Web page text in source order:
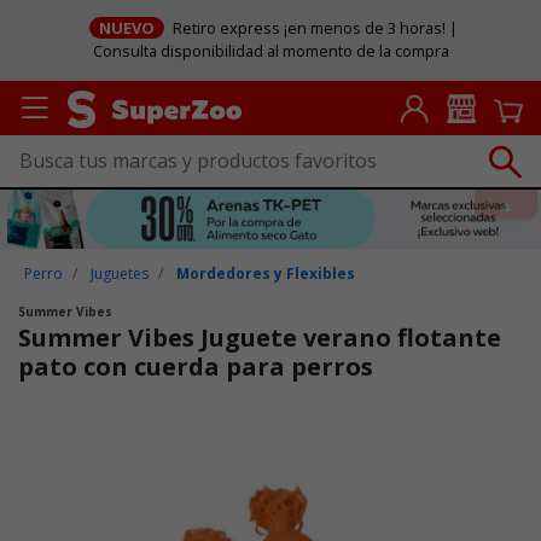
NUEVO
Retiro express ¡en menos de 3 horas! |
Consulta disponibilidad al momento de la compra
Perro Juguetes Mordedores y Flexibles
Summer Vibes
Summer Vibes Juguete verano flotante
pato con cuerda para perros